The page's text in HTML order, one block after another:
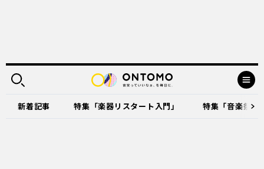
新着記事 特集「楽器リスタート入門」 特集「音楽祭